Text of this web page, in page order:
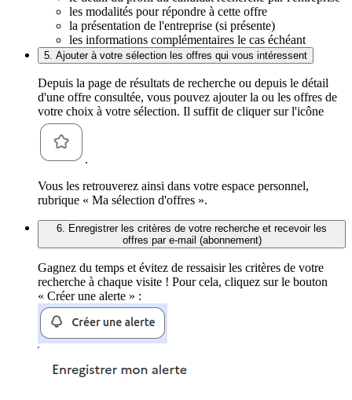
les modalités pour répondre à cette offre
la présentation de l'entreprise (si présente)
les informations complémentaires le cas échéant
5. Ajouter à votre sélection les offres qui vous intéressent
Depuis la page de résultats de recherche ou depuis le détail
d'une offre consultée, vous pouvez ajouter la ou les offres de
votre choix à votre sélection. Il suffit de cliquer sur l'icône
.
Vous les retrouverez ainsi dans votre espace personnel,
rubrique « Ma sélection d'offres ».
6. Enregistrer les critères de votre recherche et recevoir les
offres par e-mail (abonnement)
Gagnez du temps et évitez de ressaisir les critères de votre
recherche à chaque visite ! Pour cela, cliquez sur le bouton
« Créer une alerte » :